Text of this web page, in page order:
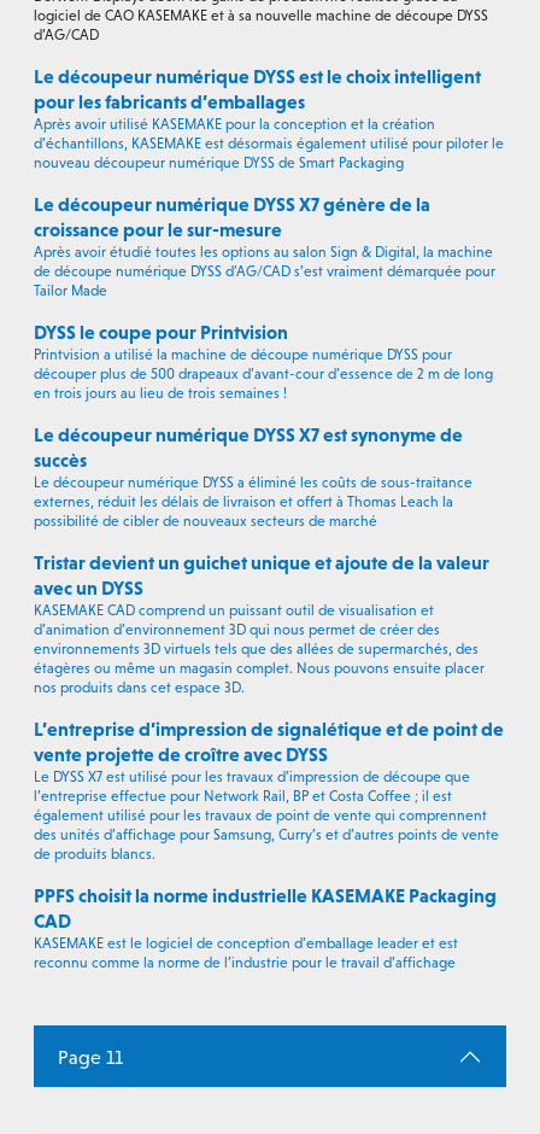
logiciel de CAO KASEMAKE et à sa nouvelle machine de découpe DYSS
d’AG/CAD
Le découpeur numérique DYSS est le choix intelligent
pour les fabricants d’emballages
Après avoir utilisé KASEMAKE pour la conception et la création
d’échantillons, KASEMAKE est désormais également utilisé pour piloter le
nouveau découpeur numérique DYSS de Smart Packaging
Le découpeur numérique DYSS X7 génère de la
croissance pour le sur-mesure
Après avoir étudié toutes les options au salon Sign & Digital, la machine
de découpe numérique DYSS d’AG/CAD s’est vraiment démarquée pour
Tailor Made
DYSS le coupe pour Printvision
Printvision a utilisé la machine de découpe numérique DYSS pour
découper plus de 500 drapeaux d’avant-cour d’essence de 2 m de long
en trois jours au lieu de trois semaines !
Le découpeur numérique DYSS X7 est synonyme de
succès
Le découpeur numérique DYSS a éliminé les coûts de sous-traitance
externes, réduit les délais de livraison et offert à Thomas Leach la
possibilité de cibler de nouveaux secteurs de marché
Tristar devient un guichet unique et ajoute de la valeur
avec un DYSS
KASEMAKE CAD comprend un puissant outil de visualisation et
d’animation d’environnement 3D qui nous permet de créer des
environnements 3D virtuels tels que des allées de supermarchés, des
étagères ou même un magasin complet. Nous pouvons ensuite placer
nos produits dans cet espace 3D.
L’entreprise d’impression de signalétique et de point de
vente projette de croître avec DYSS
Le DYSS X7 est utilisé pour les travaux d’impression de découpe que
l’entreprise effectue pour Network Rail, BP et Costa Coffee ; il est
également utilisé pour les travaux de point de vente qui comprennent
des unités d’affichage pour Samsung, Curry’s et d’autres points de vente
de produits blancs.
PPFS choisit la norme industrielle KASEMAKE Packaging
CAD
KASEMAKE est le logiciel de conception d’emballage leader et est
reconnu comme la norme de l’industrie pour le travail d’affichage
Page 11